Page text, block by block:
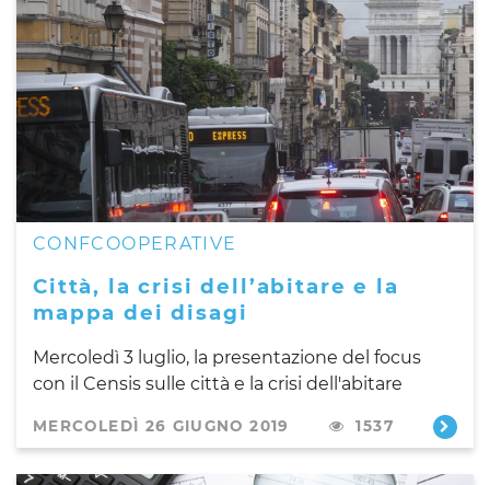
CONFCOOPERATIVE
Città, la crisi dell’abitare e la
mappa dei disagi
Mercoledì 3 luglio, la presentazione del focus
con il Censis sulle città e la crisi dell'abitare
MERCOLEDÌ 26 GIUGNO 2019 1537